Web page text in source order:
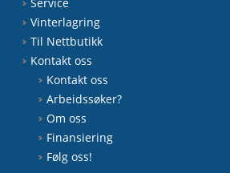
Vinterlagring
Til Nettbutikk
Kontakt oss
Kontakt oss
Arbeidssøker?
Om oss
Finansiering
Følg oss!